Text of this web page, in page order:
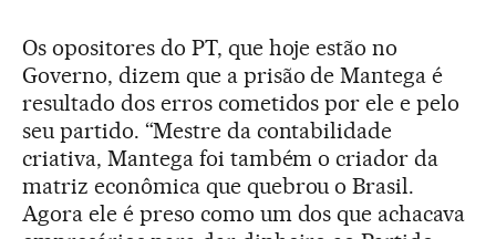
Os opositores do PT, que hoje estão no
Governo, dizem que a prisão de Mantega é
resultado dos erros cometidos por ele e pelo
seu partido. “Mestre da contabilidade
criativa, Mantega foi também o criador da
matriz econômica que quebrou o Brasil.
Agora ele é preso como um dos que achacava